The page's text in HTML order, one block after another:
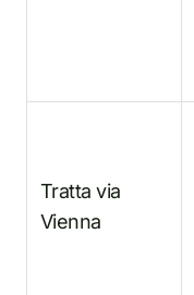
Tratta via
Vienna